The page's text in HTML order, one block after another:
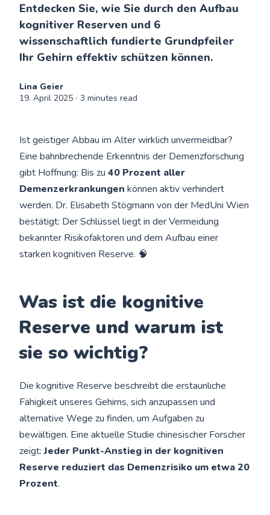
Entdecken Sie, wie Sie durch den Aufbau
kognitiver Reserven und 6
wissenschaftlich fundierte Grundpfeiler
Ihr Gehirn effektiv schützen können.
Lina Geier
19. April 2025 ∙ 3 minutes read
Ist geistiger Abbau im Alter wirklich unvermeidbar?
Eine bahnbrechende Erkenntnis der Demenzforschung
gibt Hoffnung: Bis zu40 Prozent aller
Demenzerkrankungen können aktiv verhindert
werden. Dr. Elisabeth Stögmann von der MedUni Wien
bestätigt: Der Schlüssel liegt in der Vermeidung
bekannter Risikofaktoren und dem Aufbau einer
starken kognitiven Reserve. 🧠
Was ist die kognitive
Reserve und warum ist
sie so wichtig?
Die kognitive Reserve beschreibt die erstaunliche
Fähigkeit unseres Gehirns, sich anzupassen und
alternative Wege zu finden, um Aufgaben zu
bewältigen. Eine aktuelle Studie chinesischer Forscher
zeigt:Jeder Punkt-Anstieg in der kognitiven
Reserve reduziert das Demenzrisiko um etwa 20
Prozent.